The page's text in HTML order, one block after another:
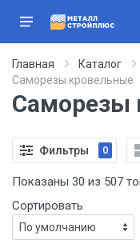
Главная Каталог
Саморезы кровельные
Саморезы
Фильтры 0
Показаны 30 из 507
Сортировать